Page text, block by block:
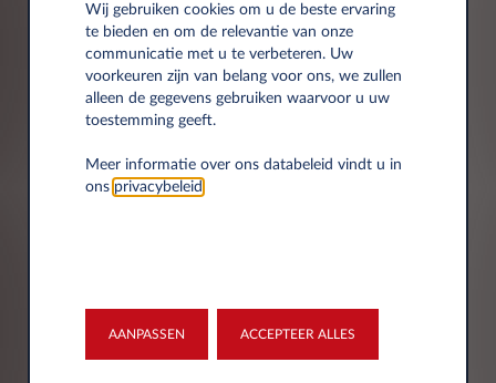
producten en diensten van Leasys.
Telefoon E-mail
Personalisatie
Telefoon E-Mail
Wij gebruiken cookies om u de beste ervaring
te bieden en om de relevantie van onze
communicatie met u te verbeteren. Uw
voorkeuren zijn van belang voor ons, we zullen
alleen de gegevens gebruiken waarvoor u uw
toestemming geeft.
Meer informatie over ons databeleid vindt u in
ons privacybeleid.
AANPASSEN ACCEPTEER ALLES